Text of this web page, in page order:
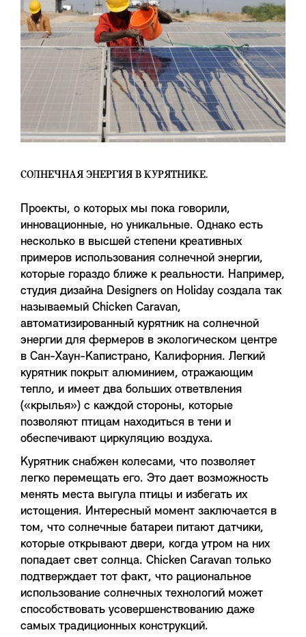
СОЛНЕЧНАЯ ЭНЕРГИЯ В КУРЯТНИКЕ.
Проекты, о которых мы пока говорили,
инновационные, но уникальные. Однако есть
несколько в высшей степени креативных
примеров использования солнечной энергии,
которые гораздо ближе к реальности. Например,
студия дизайна Designers on Holiday создала так
называемый Chicken Caravan,
автоматизированный курятник на солнечной
энергии для фермеров в экологическом центре
в Сан-Хаун-Капистрано, Калифорния. Легкий
курятник покрыт алюминием, отражающим
тепло, и имеет два больших ответвления
(«крылья») с каждой стороны, которые
позволяют птицам находиться в тени и
обеспечивают циркуляцию воздуха.
Курятник снабжен колесами, что позволяет
легко перемещать его. Это дает возможность
менять места выгула птицы и избегать их
истощения. Интересный момент заключается в
том, что солнечные батареи питают датчики,
которые открывают двери, когда утром на них
попадает свет солнца. Chicken Caravan только
подтверждает тот факт, что рациональное
использование солнечных технологий может
способствовать усовершенствованию даже
самых традиционных конструкций.